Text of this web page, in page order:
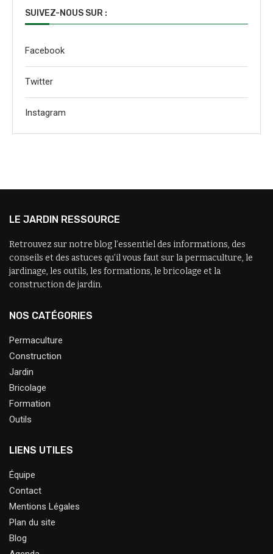
SUIVEZ-NOUS SUR :
Facebook
Twitter
Instagram
LE JARDIN RESSOURCE
Retrouvez sur notre blog l’essentiel des informations, des
conseils et des astuces qu’il vous faut sur la permaculture, le
jardinage, les outils, les formations, le bricolage et la
construction de jardin.
NOS CATÉGORIES
Permaculture
Construction
Jardin
Bricolage
Formation
Outils
LIENS UTILES
Équipe
Contact
Mentions Légales
Plan du site
Blog